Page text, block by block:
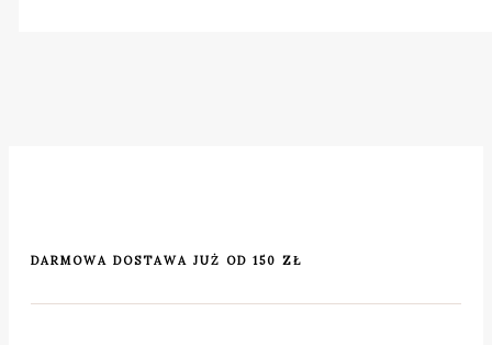
DARMOWA DOSTAWA JUŻ OD 150 ZŁ